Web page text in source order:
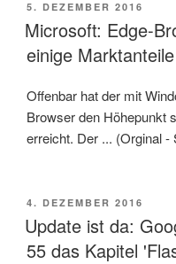
VERÖFFENTLICHT
AM
5. DEZEMBER 2016
Microsoft: Edge-
einige
Offenbar hat der mit
Browser den Höhepunkt
erreicht. Der ... (Orginal -
VERÖFFENTLICHT
AM
4. DEZEMBER 2016
Update ist da:
55 das Kapitel